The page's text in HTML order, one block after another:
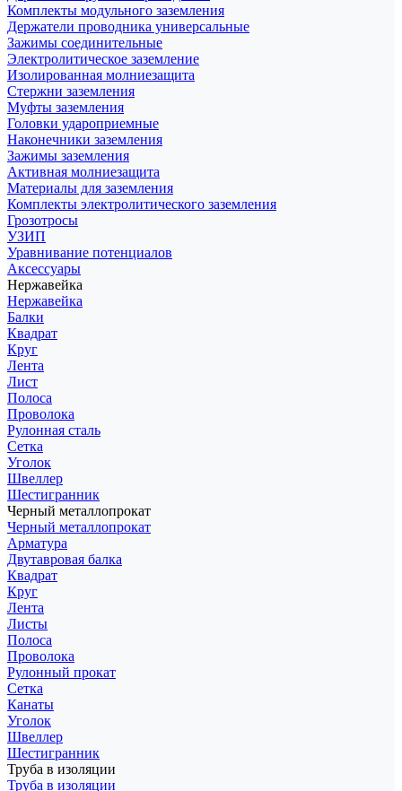
Комплекты модульного заземления
Держатели проводника универсальные
Зажимы соединительные
Электролитическое заземление
Изолированная молниезащита
Стержни заземления
Муфты заземления
Головки удароприемные
Наконечники заземления
Зажимы заземления
Активная молниезащита
Материалы для заземления
Комплекты электролитического заземления
Грозотросы
УЗИП
Уравнивание потенциалов
Аксессуары
Нержавейка
Нержавейка
Балки
Квадрат
Круг
Лента
Лист
Полоса
Проволока
Рулонная сталь
Сетка
Уголок
Швеллер
Шестигранник
Черный металлопрокат
Черный металлопрокат
Арматура
Двутавровая балка
Квадрат
Круг
Лента
Листы
Полоса
Проволока
Рулонный прокат
Сетка
Канаты
Уголок
Швеллер
Шестигранник
Труба в изоляции
Труба в изоляции